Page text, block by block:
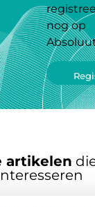
nog op
artikelen